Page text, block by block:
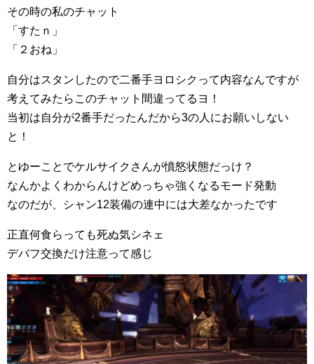
その時の私のチャット
「すたｎ」
「２おね」
自分はスタンしたので二番手ヨロシクって内容なんですが
考えてみたらこのチャット間違ってるヨ！
当初は自分が2番手だったんだから3の人にお願いしない
と！
とゆーことでケルサイクさんが憤怒状態だっけ？
なんかよくわからんけどめっちゃ強くなるモード発動
なのだが、シャン12装備の連中には大差なかったです
正直何食らっても死ぬ気シネェ
デバフ交換だけ注意って感じ